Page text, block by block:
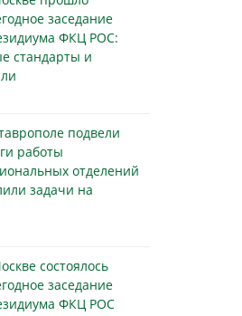
заседание
ФКЦ РОС:
стандарты и
подвели
работы
отделений
задачи на
состоялось
заседание
ФКЦ РОС